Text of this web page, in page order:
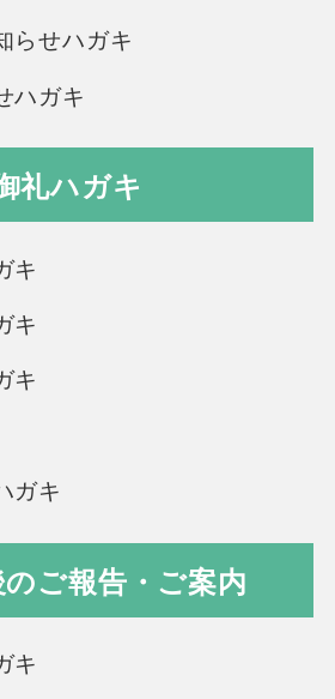
らせハガキ
ハガキ
礼ハガキ
キ
キ
キ
ガキ
ご報告・ご案内
キ